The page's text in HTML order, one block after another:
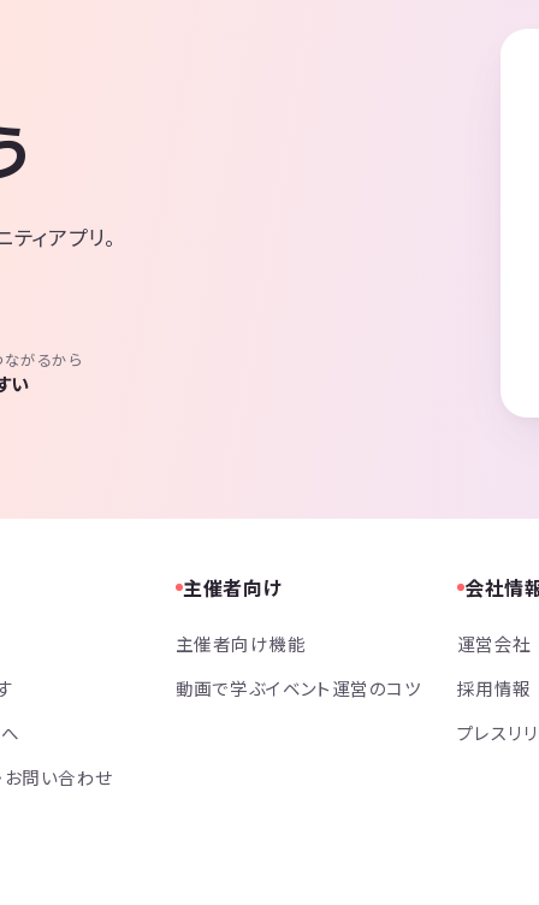
ィアプリ。
がるから
い
お問い合わせ
主催者向け
主催者向け機能
動画で学ぶイベント運営のコツ
会社情
運営会社
採用情報
プレスリ